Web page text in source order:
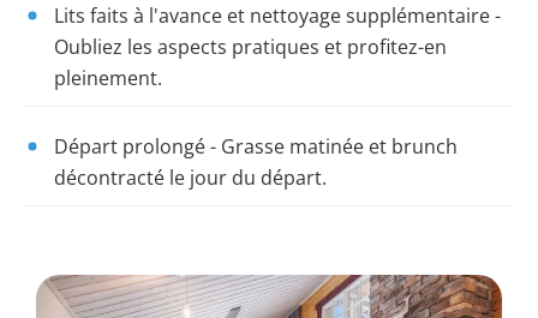
Lits faits à l'avance et nettoyage supplémentaire-
Oubliez les aspects pratiques et profitez-en
pleinement.
Départ prolongé- Grasse matinée et brunch
décontracté le jour du départ.